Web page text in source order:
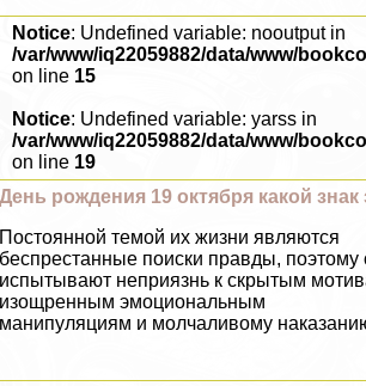
Notice: Undefined variable: nooutput in
/var/www/iq22059882/data/www/
on line 15
Notice: Undefined variable: yarss in
/var/www/iq22059882/data/www/
on line 19
День рождения 19 октября какой знак
Постоянной темой их жизни являются
беспрестанные поиски правды, поэтому
испытывают неприязнь к скрытым
изощренным эмоциональным
манипуляциям и молчаливому